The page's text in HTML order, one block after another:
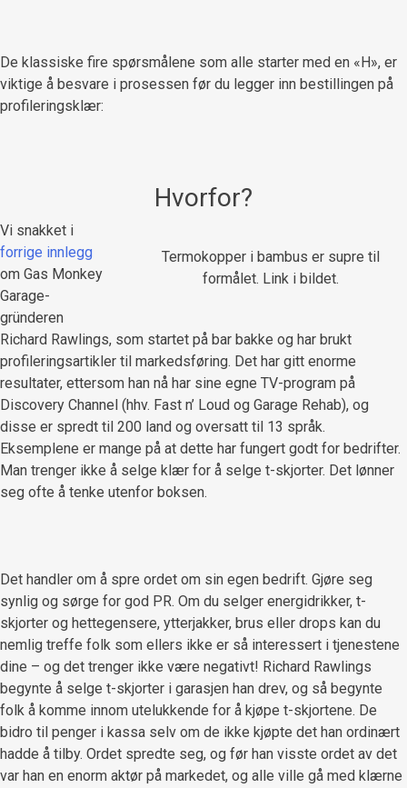
De klassiske fire spørsmålene som alle starter med en «H», er
viktige å besvare i prosessen før du legger inn bestillingen på
profileringsklær:
Hvorfor?
Termokopper i bambus er supre til
formålet. Link i bildet.
Vi snakket i
forrige innlegg
om Gas Monkey
Garage-
gründeren
Richard Rawlings, som startet på bar bakke og har brukt
profileringsartikler til markedsføring. Det har gitt enorme
resultater, ettersom han nå har sine egne TV-program på
Discovery Channel (hhv. Fast n’ Loud og Garage Rehab), og
disse er spredt til 200 land og oversatt til 13 språk.
Eksemplene er mange på at dette har fungert godt for bedrifter.
Man trenger ikke å selge klær for å selge t-skjorter. Det lønner
seg ofte å tenke utenfor boksen.
Det handler om å spre ordet om sin egen bedrift. Gjøre seg
synlig og sørge for god PR. Om du selger energidrikker, t-
skjorter og hettegensere, ytterjakker, brus eller drops kan du
nemlig treffe folk som ellers ikke er så interessert i tjenestene
dine – og det trenger ikke være negativt! Richard Rawlings
begynte å selge t-skjorter i garasjen han drev, og så begynte
folk å komme innom utelukkende for å kjøpe t-skjortene. De
bidro til penger i kassa selv om de ikke kjøpte det han ordinært
hadde å tilby. Ordet spredte seg, og før han visste ordet av det
var han en enorm aktør på markedet, og alle ville gå med klærne